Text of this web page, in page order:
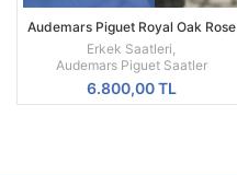
Audemars Piguet Royal Oak Rose
Kasa Siyah Kadran Replika Erkek
Saati
Erkek Saatleri
Audemars Piguet Saatler
6.800,00TL